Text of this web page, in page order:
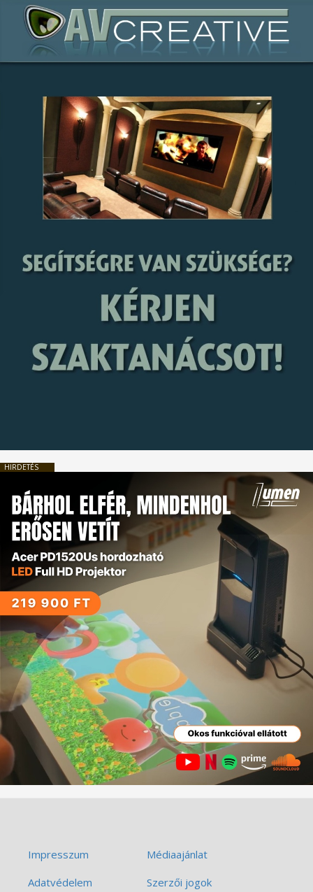
HIRDETÉS
Impresszum
Médiaajánlat
Adatvédelem
Szerzői jogok